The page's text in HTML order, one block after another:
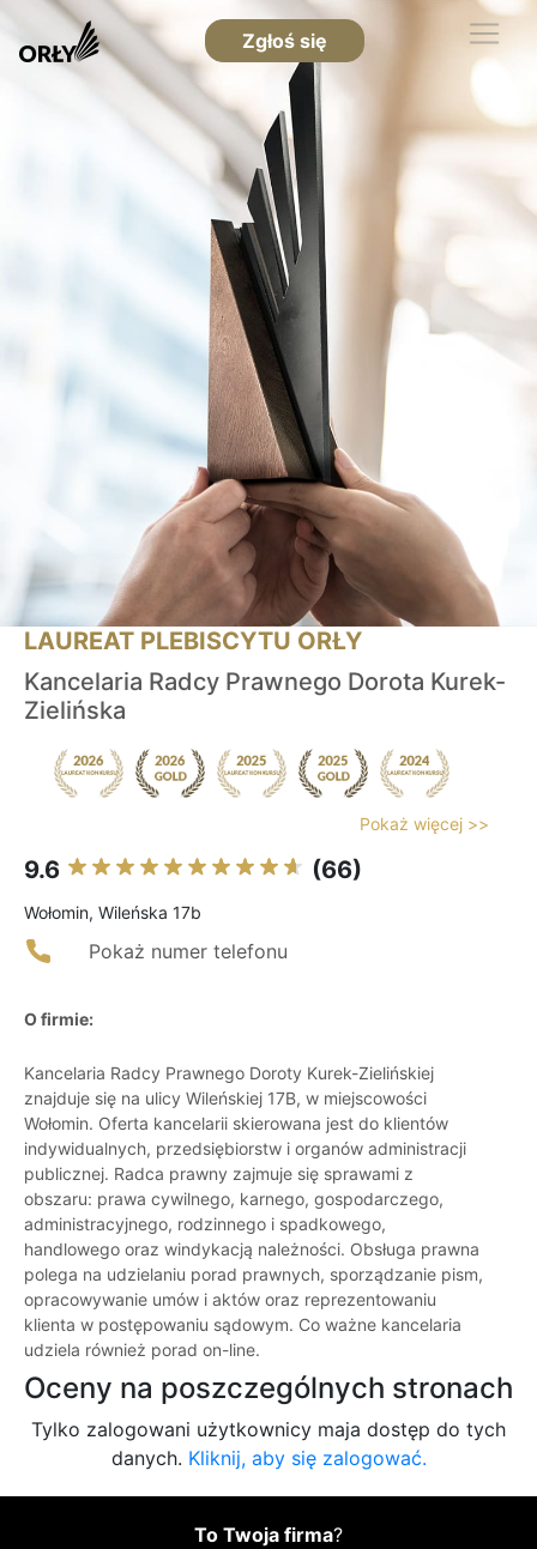
Zgłoś się
LAUREAT PLEBISCYTU ORŁY
Kancelaria Radcy Prawnego Dorota Kurek-
Zielińska
Pokaż więcej >>
9.6 (66)
Wołomin, Wileńska 17b
Pokaż numer telefonu
O firmie:
Kancelaria Radcy Prawnego Doroty Kurek-Zielińskiej
znajduje się na ulicy Wileńskiej 17B, w miejscowości
Wołomin. Oferta kancelarii skierowana jest do klientów
indywidualnych, przedsiębiorstw i organów administracji
publicznej. Radca prawny zajmuje się sprawami z
obszaru: prawa cywilnego, karnego, gospodarczego,
administracyjnego, rodzinnego i spadkowego,
handlowego oraz windykacją należności. Obsługa prawna
polega na udzielaniu porad prawnych, sporządzanie pism,
opracowywanie umów i aktów oraz reprezentowaniu
klienta w postępowaniu sądowym. Co ważne kancelaria
udziela również porad on-line.
Oceny na poszczególnych stronach
Tylko zalogowani użytkownicy maja dostęp do tych
danych. Kliknij, aby się zalogować.
To Twoja firma?